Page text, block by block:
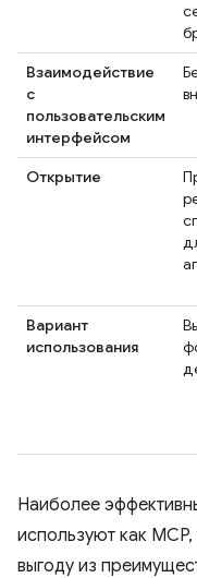
Взаимодействие
с
пользовательским
интерфейсом
Открытие
Вариант
использования
Наиболее
используют как
выгоду из